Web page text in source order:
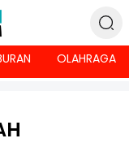
OLAHRAGA